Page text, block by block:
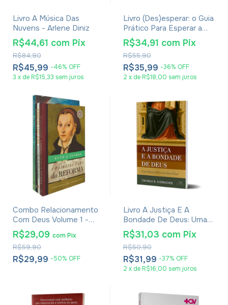
Livro A Música Das
Nuvens - Arlene Diniz
R$45,99 -46% OFF
R$84,90
R$44,61 com Pix
3 x de R$15,33 sem juros
Livro (Des)esperar: o Guia
Prático Para Esperar a
Pessoa Certa sem
Desespero - Thayse
Portela
R$35,99 -36% OFF
R$55,90
R$34,91 com Pix
2 x de R$18,00 sem juros
Combo Relacionamento
Com Deus Volume 1 -
Com 4 Livros
R$29,99 -50% OFF
R$59,90
R$29,09 comPix
Livro A Justiça E A
Bondade De Deus: Uma
Defesa Bíblica Do Juízo
Final - Thomas R.
Schreiner
R$31,99 -37% OFF
R$50,90
R$31,03 com Pix
2 x de R$16,00 sem juros